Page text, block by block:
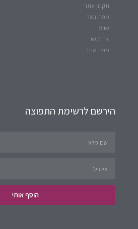
תקנון אתר
מפת באר
שבע
צרו קשר
מפת אתר
הירשם לרשימת התפוצה
הוסף אותי